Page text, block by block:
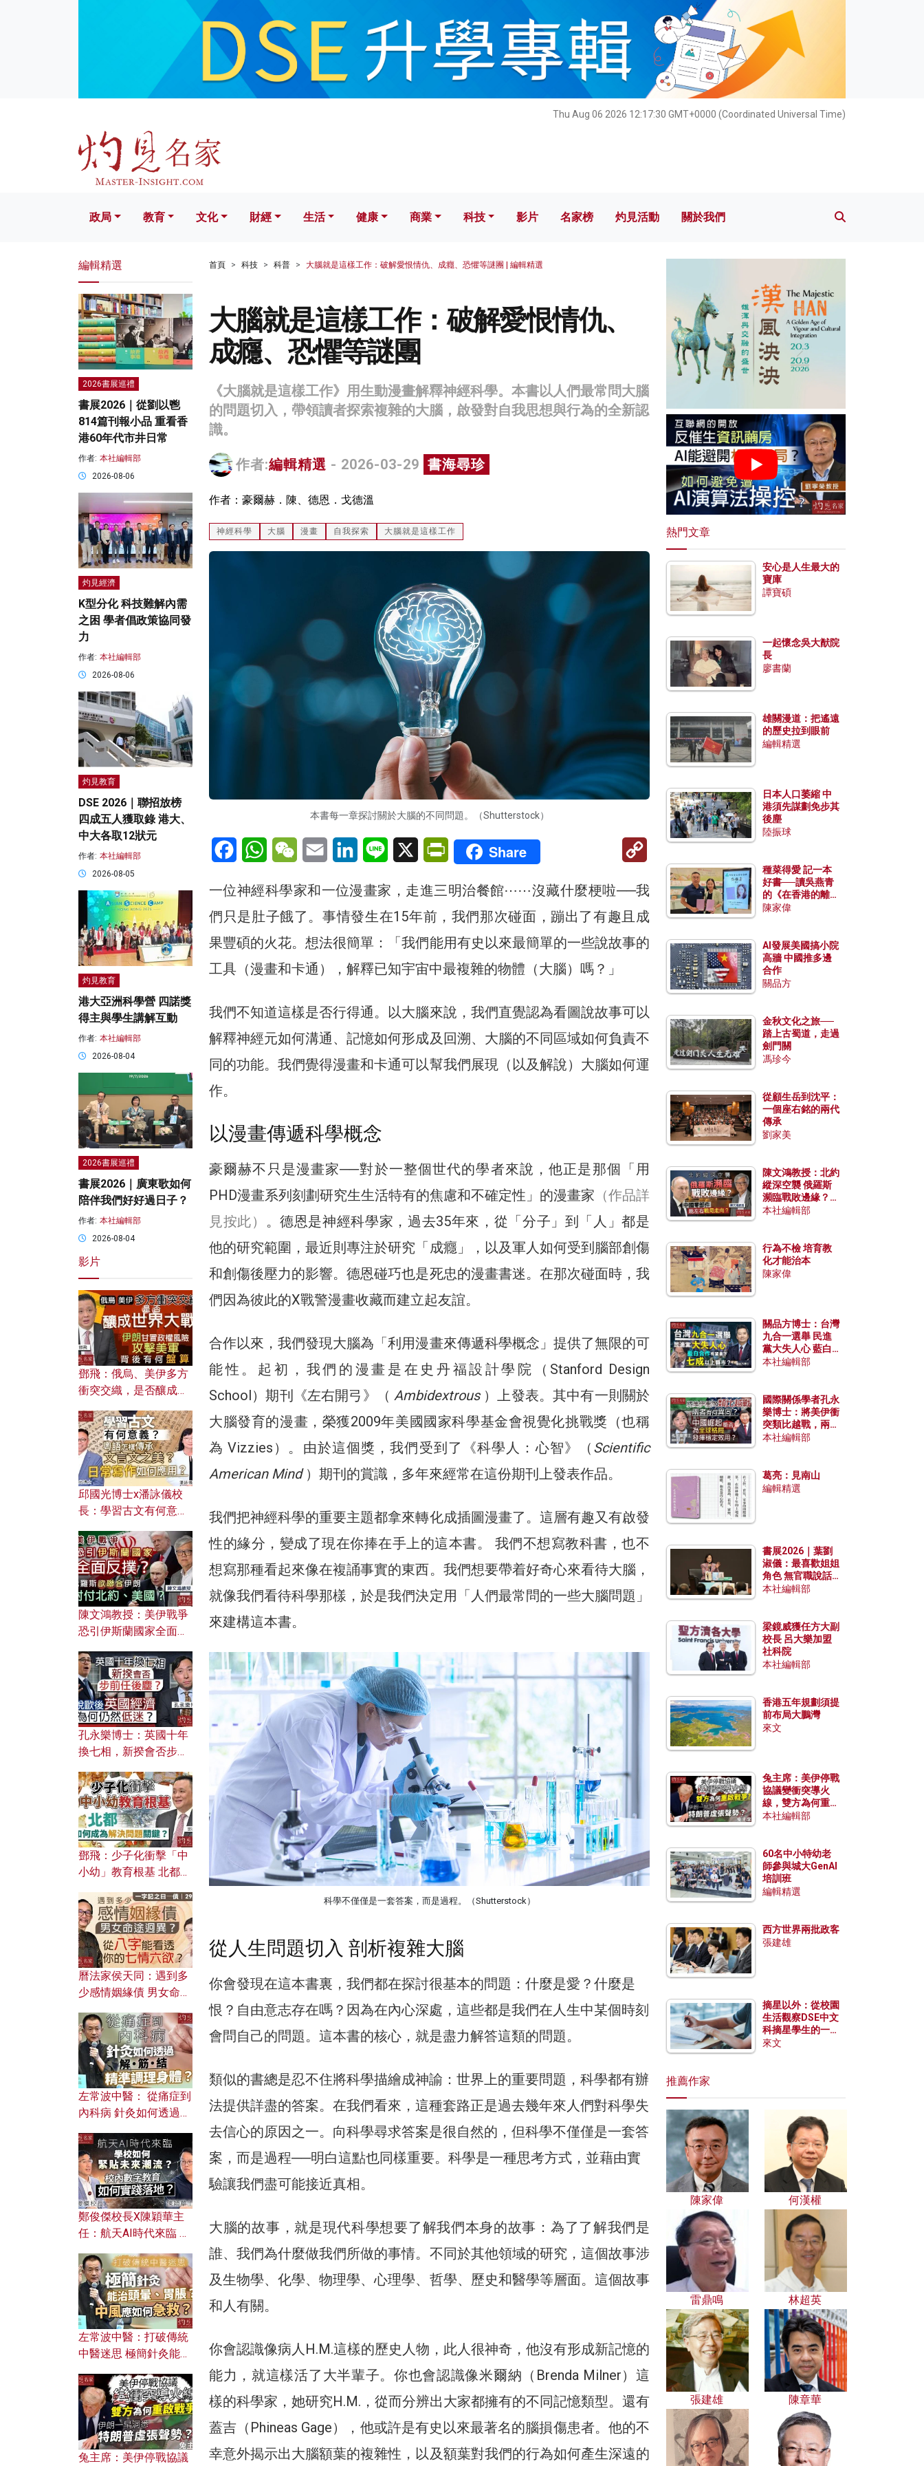
Thu Aug 06 2026 12:17:31 GMT+0000 (Coordinated Universal Time)
文化 財經 生活 健康 科技 影片 名家榜 灼見活動 關於我們
政局 教育 文化 財經 生活 健康 商業 科技 影片 名家榜 灼見活動 關於我們
首頁 科技 科普 大腦就是這樣工作：破解愛恨情仇、成癮、恐懼等謎團 | 編輯精選
大腦就是這樣工作：破解愛恨情仇、
成癮、恐懼等謎團
《大腦就是這樣工作》用生動漫畫解釋神經科學。本書以人們最常問大腦
的問題切入，帶領讀者探索複雜的大腦，啟發對自我思想與行為的全新認
識。
作者:編輯精選 - 2026-03-29 書海尋珍
作者：豪爾赫．陳、德恩．戈德溫
神經科學 大腦 漫畫 自我探索 大腦就是這樣工作
本書每一章探討關於大腦的不同問題。（Shutterstock）
FacebookWhatsAppWeChatEmail LinkedInLine X PrintFriendly
Share
Copy
一位神經科學家和一位漫畫家，走進三明治餐館⋯⋯沒藏什麼梗啦──我
們只是肚子餓了。事情發生在15年前，我們那次碰面，蹦出了有趣且成
果豐碩的火花。想法很簡單：「我們能用有史以來最簡單的一些說故事的
工具（漫畫和卡通），解釋已知宇宙中最複雜的物體（大腦）嗎？」
我們不知道這樣是否行得通。以大腦來說，我們直覺認為看圖說故事可以
解釋神經元如何溝通、記憶如何形成及回溯、大腦的不同區域如何負責不
同的功能。我們覺得漫畫和卡通可以幫我們展現（以及解說）大腦如何運
作。
以漫畫傳遞科學概念
豪爾赫不只是漫畫家──對於一整個世代的學者來說，他正是那個「用
PHD漫畫系列刻劃研究生生活特有的焦慮和不確定性」的漫畫家 （作品詳
見按此）
。德恩是神經科學家，過去35年來，從「分子」到「人」都是
他的研究範圍，最近則專注於研究「成癮」，以及軍人如何受到腦部創傷
和創傷後壓力的影響。德恩碰巧也是死忠的漫畫書迷。在那次碰面時，我
們因為彼此的X戰警漫畫收藏而建立起友誼。
合作以來，我們發現大腦為「利用漫畫來傳遞科學概念」提供了無限的可
能性。起初，我們的漫畫是在史丹福設計學院（Stanford Design
School）期刊《左右開弓》（ Ambidextrous ）上發表。其中有一則關於
大腦發育的漫畫，榮獲2009年美國國家科學基金會視覺化挑戰獎（也稱
為 Vizzies）。由於這個獎，我們受到了《科學人：心智》（ Scientific
American Mind ）期刊的賞識，多年來經常在這份期刊上發表作品。
我們把神經科學的重要主題都拿來轉化成插圖漫畫了。這層有趣又有啟發
性的緣分，變成了現在你捧在手上的這本書。 我們不想寫教科書，也不
想寫那種看起來像在複誦事實的東西。我們想要帶着好奇心來看待大腦，
就像我們看待科學那樣，於是我們決定用「人們最常問的一些大腦問題」
來建構這本書。
科學不僅僅是一套答案，而是過程。（Shutterstock）
從人生問題切入 剖析複雜大腦
你會發現在這本書裏，我們都在探討很基本的問題：什麼是愛？什麼是
恨？自由意志存在嗎？因為在內心深處，這些都是我們在人生中某個時刻
會問自己的問題。這本書的核心，就是盡力解答這類的問題。
類似的書總是忍不住將科學描繪成神諭：世界上的重要問題，科學都有辦
法提供詳盡的答案。在我們看來，這種套路正是過去幾年來人們對科學失
去信心的原因之一。向科學尋求答案是很自然的，但科學不僅僅是一套答
案，而是過程──明白這點也同樣重要。科學是一種思考方式，並藉由實
驗讓我們盡可能接近真相。
大腦的故事，就是現代科學想要了解我們本身的故事：為了了解我們是
誰、我們為什麼做我們所做的事情。不同於其他領域的研究，這個故事涉
及生物學、化學、物理學、心理學、哲學、歷史和醫學等層面。這個故事
和人有關。
你會認識像病人H.M.這樣的歷史人物，此人很神奇，他沒有形成新記憶的
能力，就這樣活了大半輩子。你也會認識像米爾納（Brenda Milner）這
樣的科學家，她研究H.M.，從而分辨出大家都擁有的不同記憶類型。還有
蓋吉（Phineas Gage），他或許是有史以來最著名的腦損傷患者。他的不
幸意外揭示出大腦額葉的複雜性，以及額葉對我們的行為如何產生深遠的
編輯精選
2026書展巡禮
書展2026｜從劉以鬯
814篇刊報小品 重看香
港60年代市井日常
作者: 本社編輯部
2026-08-06
灼見經濟
K型分化 科技難解內需
之困 學者倡政策協同發
力
作者: 本社編輯部
2026-08-06
灼見教育
DSE 2026｜聯招放榜
四成五人獲取錄 港大、
中大各取12狀元
作者: 本社編輯部
2026-08-05
灼見教育
港大亞洲科學營 四諾獎
得主與學生講解互動
作者: 本社編輯部
2026-08-04
2026書展巡禮
書展2026｜廣東歌如何
陪伴我們好好過日子？
作者: 本社編輯部
2026-08-04
影片
鄧飛：俄烏、美伊多方
衝突交織，是否釀成世
風險攻擊美軍，背後有
何盤算？
邱國光博士x潘詠儀校
長：學習古文有何意
文之美？ 日常寫作如何
應用？
陳文鴻教授：美伊戰爭
恐引伊斯蘭國家全面反
對付北約美國？
孔永樂博士：英國十年
換七相，新揆會否步前
濟為何仍然低迷？
鄧飛：少子化衝擊「中
小幼」教育根基 北都如
曆法家侯天同：遇到多
少感情姻緣債 男女命途
的七情六欲？
左常波中醫： 從痛症到
內科病 針灸如何透過解
鄭俊傑校長X陳穎華主
任：航天AI時代來臨 學
校內數字教育如何實踐
落地？
左常波中醫：打破傳統
中醫迷思 極簡針灸能治
何急救？
兔主席：美伊停戰協議
熱門文章
安心是人生最大的
寶庫
譚寶碩
一起懷念吳大猷院
長
廖書蘭
雄關漫道：把遙遠
的歷史拉到眼前
編輯精選
日本人口萎縮 中
港須先謀劃免步其
後塵
陸振球
種菜得愛 記一本
好書──讀吳燕青
的《在香港的離島
種菜》
陳家偉
AI發展美國搞小院
高牆 中國推多邊
合作
關品方
金秋文化之旅──
踏上古蜀道，走過
劍門關
馮珍今
從顧生岳到沈平：
一個座右銘的兩代
傳承
劉家美
陳文鴻教授：北約
縱深空襲 俄羅斯
瀕臨戰敗邊緣？中
國零部件能左右戰
本社編輯部
行為不檢 培育教
化才能治本
陳家偉
關品方博士：台灣
九合一選舉 民進
黨大失人心 藍白
合作有望拿下七成
本社編輯部
國際關係學者孔永
樂博士：將美伊衝
突類比越戰，兩者
有何異同？中國崛
本社編輯部
葛亮：見南山
編輯精選
書展2026｜葉劉
淑儀：最喜歡姐姐
角色 無官職說話
包袱少
本社編輯部
梁鏡威獲任方大副
校長 呂大樂加盟
社科院
本社編輯部
香港五年規劃須提
前布局大鵬灣
來文
兔主席：美伊停戰
協議變衝突導火
線，雙方為何重啟
戰爭？伊朗一早洞
本社編輯部
60名中小特幼老
師參與城大GenAI
培訓班
編輯精選
西方世界兩批政客
張建雄
摘星以外：從校園
生活觀察DSE中文
科摘星學生的一點
特質
來文
推薦作家
陳家偉 何漢權
雷鼎鳴 林超英
張建雄 陳章華